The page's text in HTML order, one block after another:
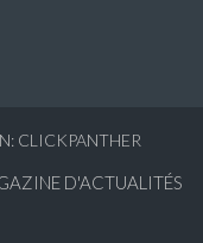
CLICKPANTHER
D'ACTUALITÉS